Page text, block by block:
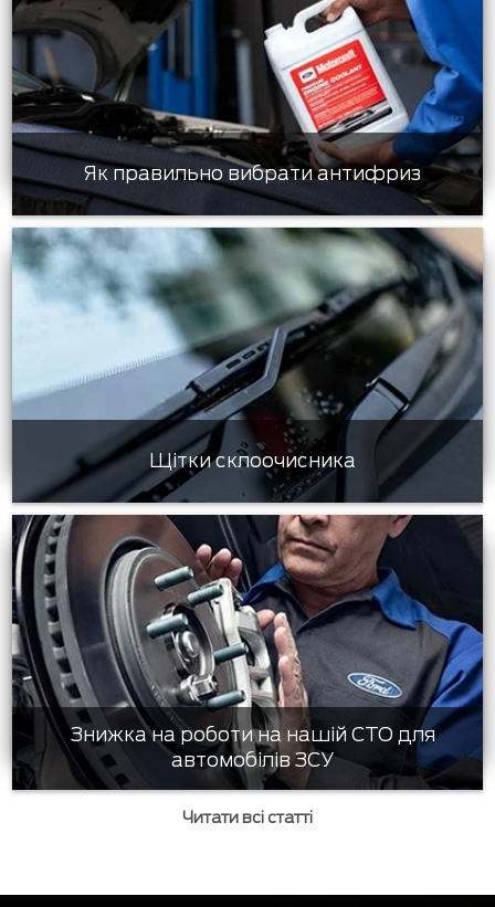
Як правильно вибрати антифриз
Щітки склоочисника
Знижка на роботи на нашій СТО для
автомобілів ЗСУ
Читати всі статті